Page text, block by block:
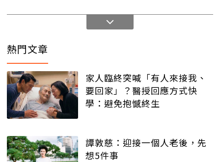
熱門文章
家人臨終突喊「有人來接我、
要回家」？醫授回應方式快
學：避免抱憾終生
譚敦慈：迎接一個人老後，先
想5件事